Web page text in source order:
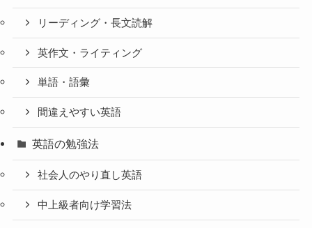
リーディング・長文読解
英作文・ライティング
単語・語彙
間違えやすい英語
英語の勉強法
社会人のやり直し英語
中上級者向け学習法